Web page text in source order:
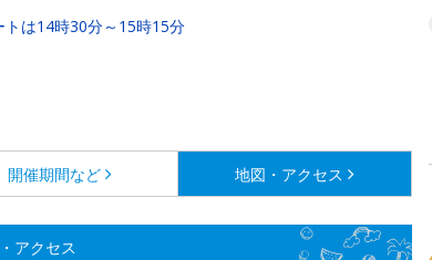
は14時30分～15時15分
開催期間など 地図・アクセス
アクセス